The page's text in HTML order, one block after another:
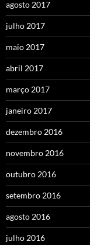
agosto 2017
julho 2017
maio 2017
abril 2017
março 2017
janeiro 2017
dezembro 2016
novembro 2016
outubro 2016
setembro 2016
agosto 2016
julho 2016